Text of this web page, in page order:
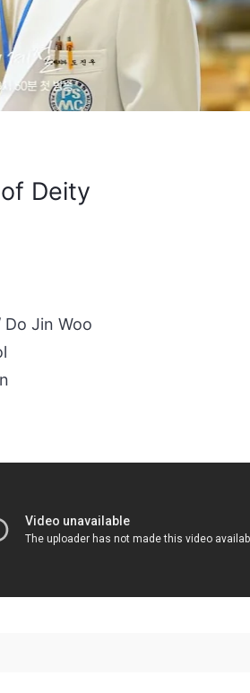
Deity
Jin Woo